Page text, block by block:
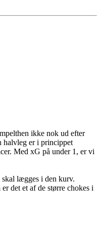
ikke nok ud efter
halvleg er i princippet
Med xG på under 1, er vi
lægges i den kurv.
det et af de større chokes i